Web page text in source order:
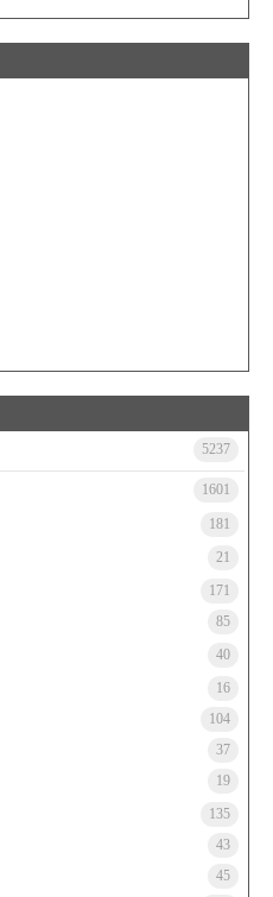
5237
1601
181
21
171
85
40
16
104
37
19
135
43
45